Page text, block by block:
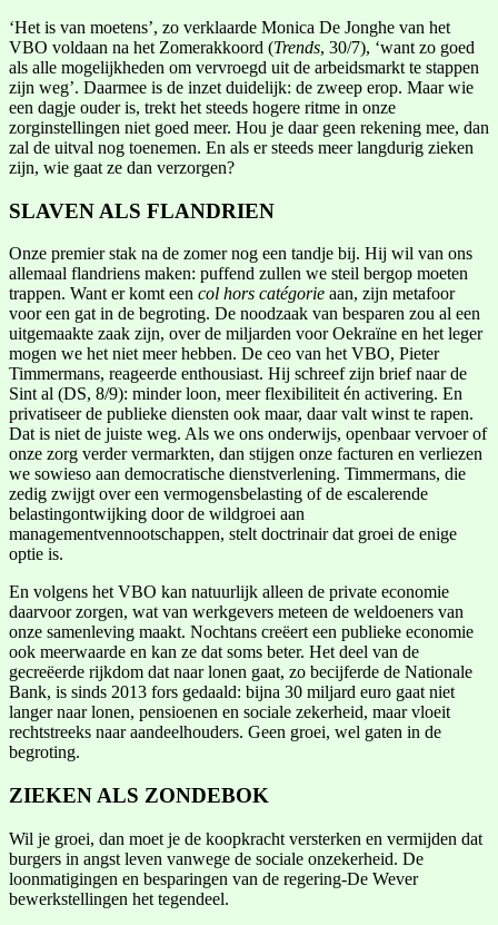
‘Het is van moetens’, zo verklaarde Monica De Jonghe van het
VBO voldaan na het Zomerakkoord (Trends, 30/7), ‘want zo goed
als alle mogelijkheden om vervroegd uit de arbeidsmarkt te stappen
zijn weg’. Daarmee is de inzet duidelijk: de zweep erop. Maar wie
een dagje ouder is, trekt het steeds hogere ritme in onze
zorginstellingen niet goed meer. Hou je daar geen rekening mee, dan
zal de uitval nog toenemen. En als er steeds meer langdurig zieken
zijn, wie gaat ze dan verzorgen?
SLAVEN ALS FLANDRIEN
Onze premier stak na de zomer nog een tandje bij. Hij wil van ons
allemaal flandriens maken: puffend zullen we steil bergop moeten
trappen. Want er komt een col hors catégorie aan, zijn metafoor
voor een gat in de begroting. De noodzaak van besparen zou al een
uitgemaakte zaak zijn, over de miljarden voor Oekraïne en het leger
mogen we het niet meer hebben. De ceo van het VBO, Pieter
Timmermans, reageerde enthousiast. Hij schreef zijn brief naar de
Sint al (DS, 8/9): minder loon, meer flexibiliteit én activering. En
privatiseer de publieke diensten ook maar, daar valt winst te rapen.
Dat is niet de juiste weg. Als we ons onderwijs, openbaar vervoer of
onze zorg verder vermarkten, dan stijgen onze facturen en verliezen
we sowieso aan democratische dienstverlening. Timmermans, die
zedig zwijgt over een vermogensbelasting of de escalerende
belastingontwijking door de wildgroei aan
managementvennootschappen, stelt doctrinair dat groei de enige
optie is.
En volgens het VBO kan natuurlijk alleen de private economie
daarvoor zorgen, wat van werkgevers meteen de weldoeners van
onze samenleving maakt. Nochtans creëert een publieke economie
ook meerwaarde en kan ze dat soms beter. Het deel van de
gecreëerde rijkdom dat naar lonen gaat, zo becijferde de Nationale
Bank, is sinds 2013 fors gedaald: bijna 30 miljard euro gaat niet
langer naar lonen, pensioenen en sociale zekerheid, maar vloeit
rechtstreeks naar aandeelhouders. Geen groei, wel gaten in de
begroting.
ZIEKEN ALS ZONDEBOK
Wil je groei, dan moet je de koopkracht versterken en vermijden dat
burgers in angst leven vanwege de sociale onzekerheid. De
loonmatigingen en besparingen van de regering-De Wever
bewerkstellingen het tegendeel.